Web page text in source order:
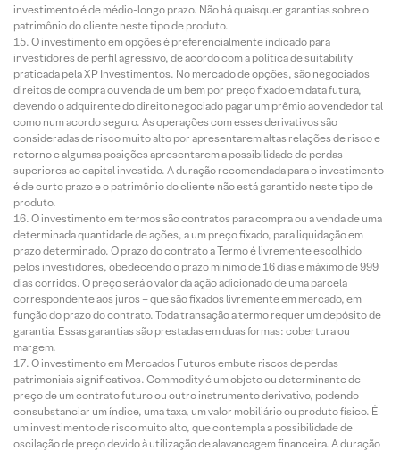
investimento é de médio-longo prazo. Não há quaisquer garantias sobre o
patrimônio do cliente neste tipo de produto.
O investimento em opções é preferencialmente indicado para
investidores de perfil agressivo, de acordo com a política de suitability
praticada pela XP Investimentos. No mercado de opções, são negociados
direitos de compra ou venda de um bem por preço fixado em data futura,
devendo o adquirente do direito negociado pagar um prêmio ao vendedor tal
como num acordo seguro. As operações com esses derivativos são
consideradas de risco muito alto por apresentarem altas relações de risco e
retorno e algumas posições apresentarem a possibilidade de perdas
superiores ao capital investido. A duração recomendada para o investimento
é de curto prazo e o patrimônio do cliente não está garantido neste tipo de
produto.
O investimento em termos são contratos para compra ou a venda de uma
determinada quantidade de ações, a um preço fixado, para liquidação em
prazo determinado. O prazo do contrato a Termo é livremente escolhido
pelos investidores, obedecendo o prazo mínimo de 16 dias e máximo de 999
dias corridos. O preço será o valor da ação adicionado de uma parcela
correspondente aos juros – que são fixados livremente em mercado, em
função do prazo do contrato. Toda transação a termo requer um depósito de
garantia. Essas garantias são prestadas em duas formas: cobertura ou
margem.
O investimento em Mercados Futuros embute riscos de perdas
patrimoniais significativos. Commodity é um objeto ou determinante de
preço de um contrato futuro ou outro instrumento derivativo, podendo
consubstanciar um índice, uma taxa, um valor mobiliário ou produto físico. É
um investimento de risco muito alto, que contempla a possibilidade de
oscilação de preço devido à utilização de alavancagem financeira. A duração